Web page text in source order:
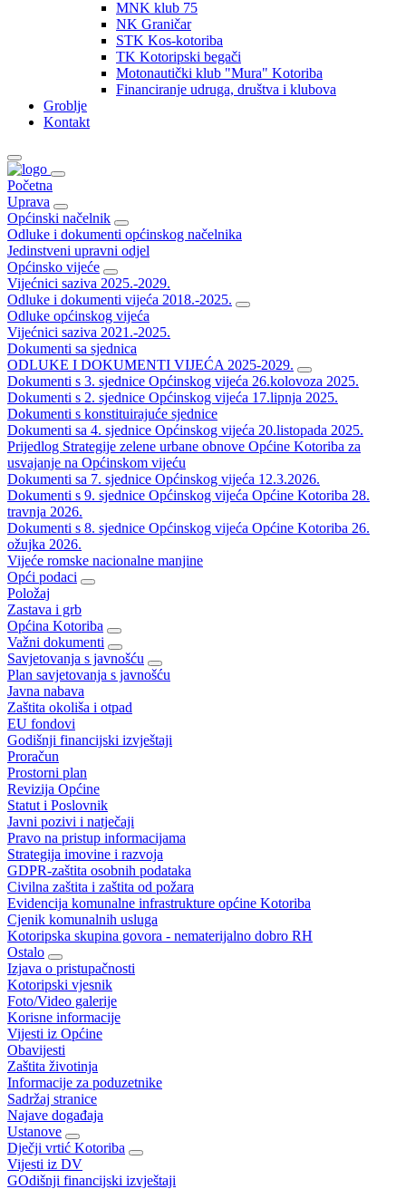
MNK klub 75
NK Graničar
STK Kos-kotoriba
TK Kotoripski begači
Motonautički klub "Mura" Kotoriba
Financiranje udruga, društva i klubova
Groblje
Kontakt
Početna
Uprava
Općinski načelnik
Odluke i dokumenti općinskog načelnika
Jedinstveni upravni odjel
Općinsko vijeće
Vijećnici saziva 2025.-2029.
Odluke i dokumenti vijeća 2018.-2025.
Odluke općinskog vijeća
Vijećnici saziva 2021.-2025.
Dokumenti sa sjednica
ODLUKE I DOKUMENTI VIJEĆA 2025-2029.
Dokumenti s 3. sjednice Općinskog vijeća 26.kolovoza 2025.
Dokumenti s 2. sjednice Općinskog vijeća 17.lipnja 2025.
Dokumenti s konstituirajuće sjednice
Dokumenti sa 4. sjednice Općinskog vijeća 20.listopada 2025.
Prijedlog Strategije zelene urbane obnove Općine Kotoriba za
usvajanje na Općinskom vijeću
Dokumenti sa 7. sjednice Općinskog vijeća 12.3.2026.
Dokumenti s 9. sjednice Općinskog vijeća Općine Kotoriba 28.
travnja 2026.
Dokumenti s 8. sjednice Općinskog vijeća Općine Kotoriba 26.
ožujka 2026.
Vijeće romske nacionalne manjine
Opći podaci
Položaj
Zastava i grb
Općina Kotoriba
Važni dokumenti
Savjetovanja s javnošću
Plan savjetovanja s javnošću
Javna nabava
Zaštita okoliša i otpad
EU fondovi
Godišnji financijski izvještaji
Proračun
Prostorni plan
Revizija Općine
Statut i Poslovnik
Javni pozivi i natječaji
Pravo na pristup informacijama
Strategija imovine i razvoja
GDPR-zaštita osobnih podataka
Civilna zaštita i zaštita od požara
Evidencija komunalne infrastrukture općine Kotoriba
Cjenik komunalnih usluga
Kotoripska skupina govora - nematerijalno dobro RH
Ostalo
Izjava o pristupačnosti
Kotoripski vjesnik
Foto/Video galerije
Korisne informacije
Vijesti iz Općine
Obavijesti
Zaštita životinja
Informacije za poduzetnike
Sadržaj stranice
Najave događaja
Ustanove
Dječji vrtić Kotoriba
Vijesti iz DV
GOdišnji financijski izvještaji